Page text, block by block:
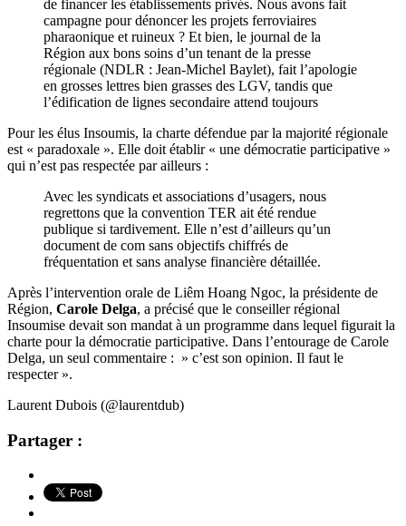
de financer les établissements privés. Nous avons fait
campagne pour dénoncer les projets ferroviaires
pharaonique et ruineux ? Et bien, le journal de la
Région aux bons soins d’un tenant de la presse
régionale (NDLR : Jean-Michel Baylet), fait l’apologie
en grosses lettres bien grasses des LGV, tandis que
l’édification de lignes secondaire attend toujours
Pour les élus Insoumis, la charte défendue par la majorité régionale
est « paradoxale ». Elle doit établir « une démocratie participative »
qui n’est pas respectée par ailleurs :
Avec les syndicats et associations d’usagers, nous
regrettons que la convention TER ait été rendue
publique si tardivement. Elle n’est d’ailleurs qu’un
document de com sans objectifs chiffrés de
fréquentation et sans analyse financière détaillée.
Après l’intervention orale de Liêm Hoang Ngoc, la présidente de
Région, Carole Delga, a précisé que le conseiller régional
Insoumise devait son mandat à un programme dans lequel figurait la
charte pour la démocratie participative. Dans l’entourage de Carole
Delga, un seul commentaire : » c’est son opinion. Il faut le
respecter ».
Laurent Dubois (@laurentdub)
Partager :